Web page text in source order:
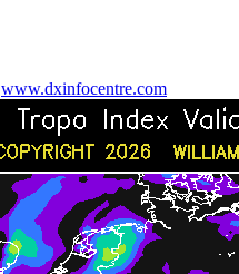
www.dxinfocentre.com